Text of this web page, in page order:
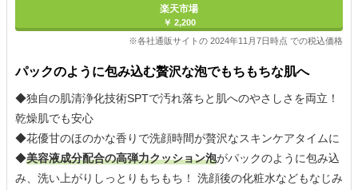
楽天市場
￥ 2,200
※各社通販サイトの 2024年11月7日時点 での税込価格
パックのように包み込む贅沢な泡でもちもちな肌へ
◆独自の肌清浄化技術SPTで汚れ落ちと肌へのやさしさを両立！
乾燥肌でも安心
◆花優甘のほのかな香りで洗顔時間が贅沢なスキンケアタイムに
◆美容液成分配合の高弾力クッション泡がパックのように包み込
み、洗い上がりしっとりもちもち！ 洗顔後の化粧水などもなじみ